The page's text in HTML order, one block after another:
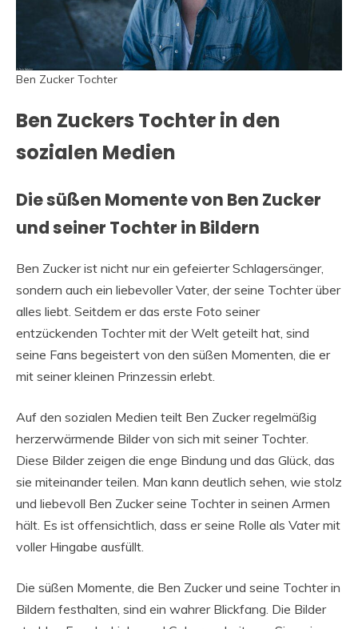
Ben Zucker Tochter
Ben Zuckers Tochter in den
sozialen Medien
Die süßen Momente von Ben Zucker
und seiner Tochter in Bildern
Ben Zucker ist nicht nur ein gefeierter Schlagersänger,
sondern auch ein liebevoller Vater, der seine Tochter über
alles liebt. Seitdem er das erste Foto seiner
entzückenden Tochter mit der Welt geteilt hat, sind
seine Fans begeistert von den süßen Momenten, die er
mit seiner kleinen Prinzessin erlebt.
Auf den sozialen Medien teilt Ben Zucker regelmäßig
herzerwärmende Bilder von sich mit seiner Tochter.
Diese Bilder zeigen die enge Bindung und das Glück, das
sie miteinander teilen. Man kann deutlich sehen, wie stolz
und liebevoll Ben Zucker seine Tochter in seinen Armen
hält. Es ist offensichtlich, dass er seine Rolle als Vater mit
voller Hingabe ausfüllt.
Die süßen Momente, die Ben Zucker und seine Tochter in
Bildern festhalten, sind ein wahrer Blickfang. Die Bilder